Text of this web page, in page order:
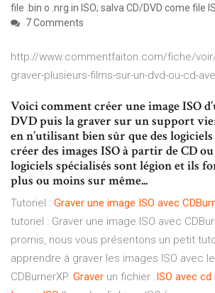
file .bin o .nrg in ISO; salva CD/DVD come file
7 Comments
http://www.commentfaiton.com/fiche/
graver-plusieurs-films-sur-un-dvd-ou-cd-
Voici comment créer une image ISO
DVD puis la graver sur un support
en n’utilisant bien sûr que des
créer des images ISO à partir de CD
logiciels spécialisés sont légion et ils
plus ou moins sur même...
Tutoriel : Graver une image ISO avec
tutoriel : Graver une image ISO avec
promis, nous vous présentons un petit
apprendre à graver les images ISO avec
CDBurnerXP. Graver un fichier . ISO avec cd